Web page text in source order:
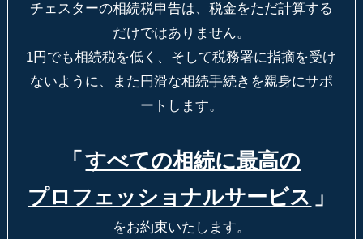
チェスターの相続税申告は、税金をただ計算する
だけではありません。
1円でも相続税を低く、そして税務署に指摘を受け
ないように、
また円滑な相続手続きを親身にサポ
ートします。
「 すべての相続に最高の
プロフェッショナルサービス 」
をお約束いたします。